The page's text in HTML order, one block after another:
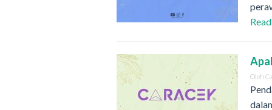
Oleh